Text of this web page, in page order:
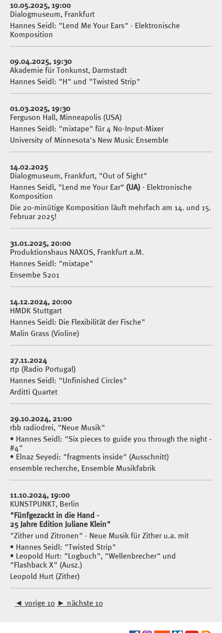
10.05.2025, 19:00
Dialogmuseum, Frankfurt
Hannes Seidl: "Lend Me Your Ears" - Elektronische
Komposition
09.04.2025, 19:30
Akademie für Tonkunst, Darmstadt
Hannes Seidl: "H" und "Twisted Strip"
01.03.2025, 19:30
Ferguson Hall, Minneapolis (USA)
Hannes Seidl: "mixtape" für 4 No-Input-Mixer
University of Minnesota's New Music Ensemble
14.02.2025
Dialogmuseum, Frankfurt, "Out of Sight"
Hannes Seidl, "Lend me Your Ear“ (UA) - Elektronische
Komposition
Die 20-minütige Komposition läuft mehrfach am 14. und 15.
Februar 2025!
31.01.2025, 20:00
Produktionshaus NAXOS, Frankfurt a.M.
Hannes Seidl: "mixtape"
Ensembe S201
14.12.2024, 20:00
HMDK Stuttgart
Hannes Seidl: Die Flexibilität der Fische"
Malin Grass (Violine)
27.11.2024
rtp (Radio Portugal)
Hannes Seidl: "Unfinished Circles"
Arditti Quartet
29.10.2024, 21:00
rbb radiodrei, "Neue Musik"
• Hannes Seidl: "Six pieces to guide you through the night -
#4"
• Elnaz Seyedi: "fragments inside" (Ausschnitt)
ensemble recherche, Ensemble Musikfabrik
11.10.2024, 19:00
KUNSTPUNKT, Berlin
"Fünfgezackt in die Hand -
25 Jahre Edition Juliane Klein"
"Zither und Zitronen" - Neue Musik für Zither u.a. mit
• Hannes Seidl: "Twisted Strip"
• Leopold Hurt: "Logbuch", "Wellenbrecher" und
"Flashback X" (Ausz.)
Leopold Hurt (Zither)
◄ vorige 10 ► nächste 10